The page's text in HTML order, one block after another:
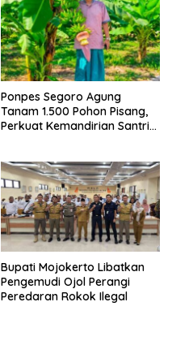
Ponpes Segoro Agung
Tanam 1.500 Pohon Pisang,
Perkuat Kemandirian Santri
Bupati Mojokerto Libatkan
Pengemudi Ojol Perangi
Peredaran Rokok Ilegal